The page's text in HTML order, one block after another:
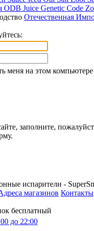
ODB Juice Genetic Code
Отечественная
меня на этом компьютере
заполните,
испарители -
магазинов Контакты
бесплатный
до 22:00